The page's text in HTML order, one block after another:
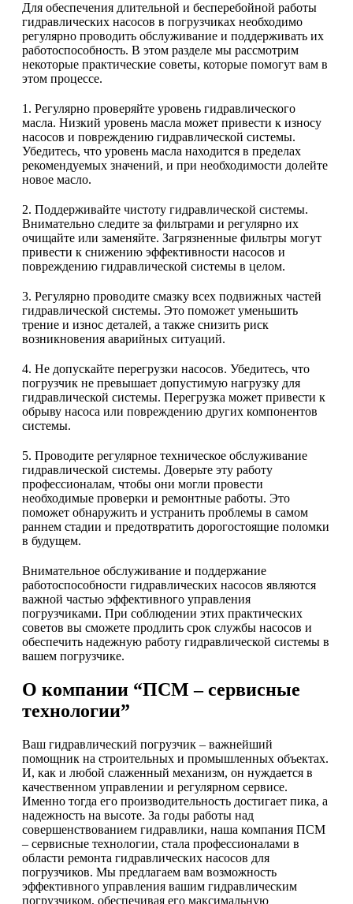
Для обеспечения длительной и бесперебойной работы
гидравлических насосов в погрузчиках необходимо
регулярно проводить обслуживание и поддерживать их
работоспособность. В этом разделе мы рассмотрим
некоторые практические советы, которые помогут вам в
этом процессе.
1. Регулярно проверяйте уровень гидравлического
масла. Низкий уровень масла может привести к износу
насосов и повреждению гидравлической системы.
Убедитесь, что уровень масла находится в пределах
рекомендуемых значений, и при необходимости долейте
новое масло.
2. Поддерживайте чистоту гидравлической системы.
Внимательно следите за фильтрами и регулярно их
очищайте или заменяйте. Загрязненные фильтры могут
привести к снижению эффективности насосов и
повреждению гидравлической системы в целом.
3. Регулярно проводите смазку всех подвижных частей
гидравлической системы. Это поможет уменьшить
трение и износ деталей, а также снизить риск
возникновения аварийных ситуаций.
4. Не допускайте перегрузки насосов. Убедитесь, что
погрузчик не превышает допустимую нагрузку для
гидравлической системы. Перегрузка может привести к
обрыву насоса или повреждению других компонентов
системы.
5. Проводите регулярное техническое обслуживание
гидравлической системы. Доверьте эту работу
профессионалам, чтобы они могли провести
необходимые проверки и ремонтные работы. Это
поможет обнаружить и устранить проблемы в самом
раннем стадии и предотвратить дорогостоящие поломки
в будущем.
Внимательное обслуживание и поддержание
работоспособности гидравлических насосов являются
важной частью эффективного управления
погрузчиками. При соблюдении этих практических
советов вы сможете продлить срок службы насосов и
обеспечить надежную работу гидравлической системы в
вашем погрузчике.
О компании “ПСМ – сервисные
технологии”
Ваш гидравлический погрузчик – важнейший
помощник на строительных и промышленных объектах.
И, как и любой слаженный механизм, он нуждается в
качественном управлении и регулярном сервисе.
Именно тогда его производительность достигает пика, а
надежность на высоте. За годы работы над
совершенствованием гидравлики, наша компания ПСМ
– сервисные технологии, стала профессионалами в
области ремонта гидравлических насосов для
погрузчиков. Мы предлагаем вам возможность
эффективного управления вашим гидравлическим
погрузчиком, обеспечивая его максимальную